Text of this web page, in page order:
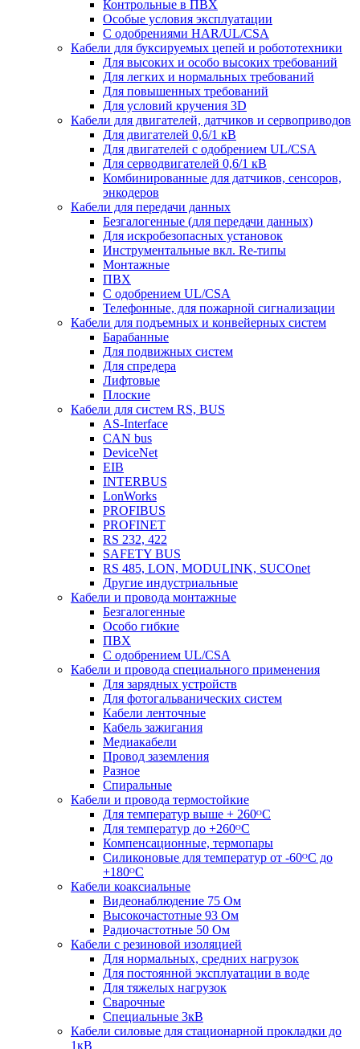
Контрольные в ПВХ
Особые условия эксплуатации
С одобрениями HAR/UL/CSA
Кабели для буксируемых цепей и робототехники
Для высоких и особо высоких требований
Для легких и нормальных требований
Для повышенных требований
Для условий кручения 3D
Кабели для двигателей, датчиков и сервоприводов
Для двигателей 0,6/1 кВ
Для двигателей с одобрением UL/CSA
Для серводвигателей 0,6/1 кВ
Комбинированные для датчиков, cенсоров,
энкодеров
Кабели для передачи данных
Безгалогенные (для передачи данных)
Для искробезопасных установок
Инструментальные вкл. Re-типы
Монтажные
ПВХ
С одобрением UL/CSA
Телефонные, для пожарной сигнализации
Кабели для подъемных и конвейерных систем
Барабанные
Для подвижных систем
Для спредера
Лифтовые
Плоские
Кабели для систем RS, BUS
AS-Interface
CAN bus
DeviceNet
EIB
INTERBUS
LonWorks
PROFIBUS
PROFINET
RS 232, 422
SAFETY BUS
RS 485, LON, MODULINK, SUCOnet
Другие индустриальные
Кабели и провода монтажные
Безгалогенные
Особо гибкие
ПВХ
С одобрением UL/CSA
Кабели и провода специального применения
Для зарядных устройств
Для фотогальванических систем
Кабели ленточные
Кабель зажигания
Медиакабели
Провод заземления
Разное
Спиральные
Кабели и провода термостойкие
Для температур выше + 260ᴼС
Для температур до +260ᴼС
Компенсационные, термопары
Силиконовые для температур от -60ᴼC до
+180ᴼС
Кабели коаксиальные
Видеонаблюдение 75 Ом
Высокочастотные 93 Ом
Радиочастотные 50 Ом
Кабели с резиновой изоляцией
Для нормальных, средних нагрузок
Для постоянной эксплуатации в воде
Для тяжелых нагрузок
Сварочные
Специальные 3кВ
Кабели силовые для стационарной прокладки до
1кВ